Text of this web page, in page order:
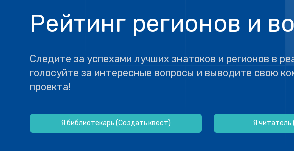
Рейтинг регионов и
Следите за успехами лучших знатоков и регионов в
голосуйте за интересные вопросы и выводите свою
проекта!
Я библиотекарь (Создать квест) Я читатель